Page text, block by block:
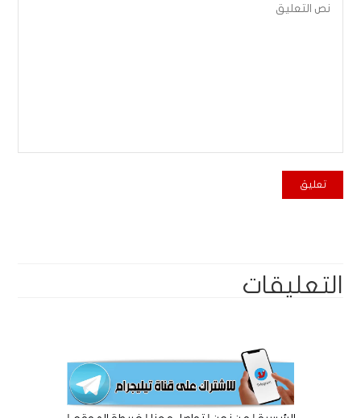
التعليقات